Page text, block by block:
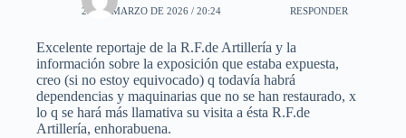
29 DE MARZO DE 2026 / 20:24 RESPONDER
Excelente reportaje de la R.F.de Artillería y la
información sobre la exposición que estaba expuesta,
creo (si no estoy equivocado) q todavía habrá
dependencias y maquinarias que no se han restaurado, x
lo q se hará más llamativa su visita a ésta R.F.de
Artillería, enhorabuena.